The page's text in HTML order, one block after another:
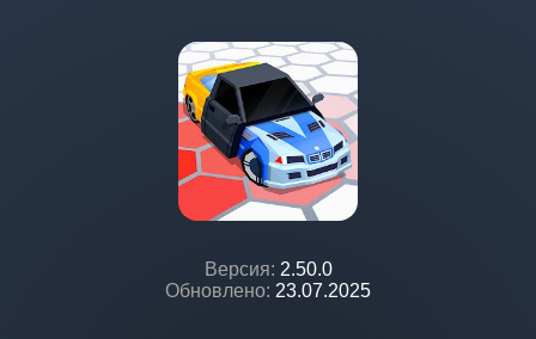
Версия: 2.50.0
Обновлено: 23.07.2025